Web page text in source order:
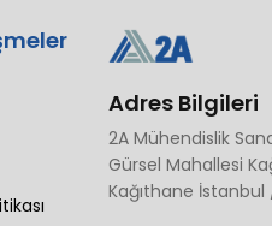
Adres Bilgileri
2A Mühendislik
Gürsel Mahallesi
Kağıthane İstanbul